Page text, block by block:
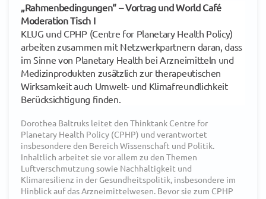
„Rahmenbedingungen“ – Vortrag undWorld Café
Moderation Tisch I
KLUG und CPHP (Centre for Planetary Health Policy)
arbeiten zusammen mit Netzwerkpartnern daran, dass
im Sinne von Planetary Health bei Arzneimitteln und
Medizinprodukten zusätzlich zur therapeutischen
Wirksamkeit auch Umwelt- und Klimafreundlichkeit
Berücksichtigung finden.
Dorothea Baltruks leitet den Thinktank Centre for
Planetary Health Policy (CPHP) und verantwortet
insbesondere den Bereich Wissenschaft und Politik.
Inhaltlich arbeitet sie vor allem zu den Themen
Luftverschmutzung sowie Nachhaltigkeit und
Klimaresilienz in der Gesundheitspolitik, insbesondere im
Hinblick auf das Arzneimittelwesen. Bevor sie zum CPHP